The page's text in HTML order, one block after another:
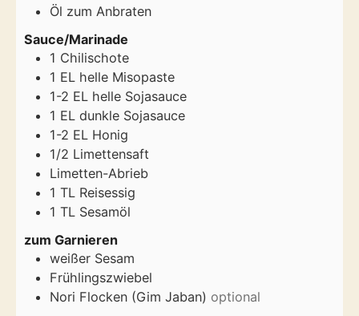
Öl zum Anbraten
Sauce/Marinade
1 Chilischote
1 EL helle Misopaste
1-2 EL helle Sojasauce
1 EL dunkle Sojasauce
1-2 EL Honig
1/2 Limettensaft
Limetten-Abrieb
1 TL Reisessig
1 TL Sesamöl
zum Garnieren
weißer Sesam
Frühlingszwiebel
Nori Flocken (Gim Jaban) optional